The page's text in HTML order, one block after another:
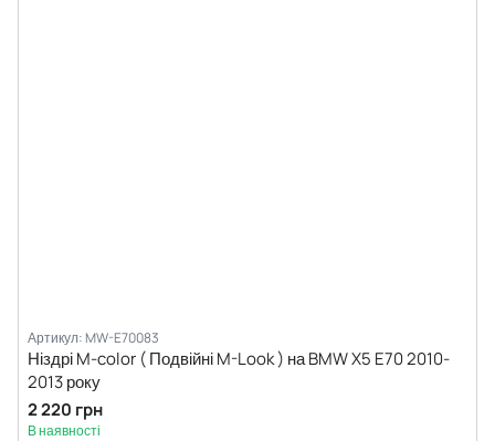
Артикул: MW-E70083
Ніздрі M-color ( Подвійні M-Look ) на BMW X5 E70 2010-
2013 року
2 220 грн
В наявності